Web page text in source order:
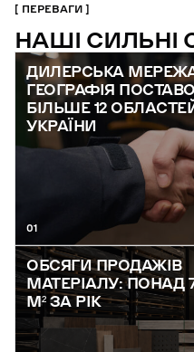
ПЕРЕВАГИ
НАШІ СИЛЬНІ
ДИЛЕРСЬКА
ГЕОГРАФІЯ
БІЛЬШЕ 12
УКРАЇНИ
01
ОБСЯГИ ПРОДАЖІВ
МАТЕРІАЛУ: ПОНАД
М² ЗА РІК